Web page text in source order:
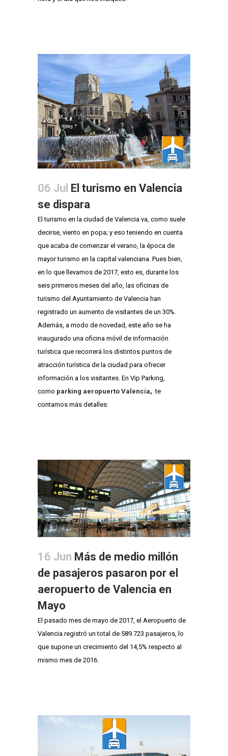
06 Jul El turismo en Valencia
se dispara
El turismo en la ciudad de Valencia va, como suele
decirse, viento en popa; y eso teniendo en cuenta
que acaba de comenzar el verano, la época de
mayor turismo en la capital valenciana. Pues bien,
en lo que llevamos de 2017, esto es, durante los
seis primeros meses del año, las oficinas de
turismo del Ayuntamiento de Valencia han
registrado un aumento de visitantes de un 30%.
Además, a modo de novedad, este año se ha
inaugurado una oficina móvil de información
turística que recorrerá los distintos puntos de
atracción turística de la ciudad para ofrecer
información a los visitantes. En Vip Parking,
como parking aeropuerto Valencia,te
contamos más detalles:
16 Jun Más de medio millón
de pasajeros pasaron por el
aeropuerto de Valencia en
Mayo
El pasado mes de mayo de 2017, el Aeropuerto de
Valencia registró un total de 589.723 pasajeros, lo
que supone un crecimiento del 14,5% respecto al
mismo mes de 2016.